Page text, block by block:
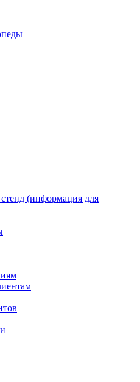
(информация для